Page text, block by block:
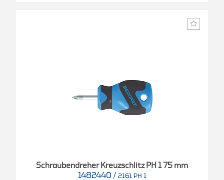
Schraubendreher Kreuzschlitz PH 1 75 mm
1482440 / 2161 PH 1